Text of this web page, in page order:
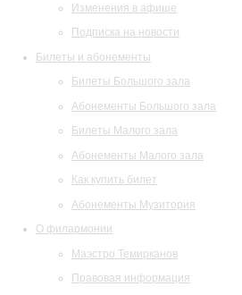
Изменения в афише
Подписка на новости
Билеты и абонементы
Билеты Большого зала
Абонементы Большого зала
Билеты Малого зала
Абонементы Малого зала
Как купить билет
Абонементы Музитория
О филармонии
Маэстро Темирканов
Правовая информация